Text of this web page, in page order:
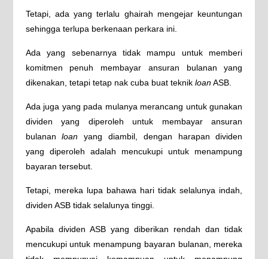
Tetapi, ada yang terlalu ghairah mengejar keuntungan
sehingga terlupa berkenaan perkara ini.
Ada yang sebenarnya tidak mampu untuk memberi
komitmen penuh membayar ansuran bulanan yang
dikenakan, tetapi tetap nak cuba buat teknik loanASB.
Ada juga yang pada mulanya merancang untuk gunakan
dividen yang diperoleh untuk membayar ansuran
bulananloan yang diambil, dengan harapan dividen
yang diperoleh adalah mencukupi untuk menampung
bayaran tersebut.
Tetapi, mereka lupa bahawa hari tidak selalunya indah,
dividen ASB tidak selalunya tinggi.
Apabila dividen ASB yang diberikan rendah dan tidak
mencukupi untuk menampung bayaran bulanan, mereka